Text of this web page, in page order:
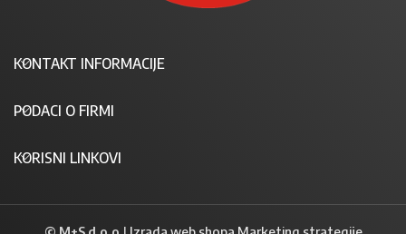
KONTAKT INFORMACIJE
PODACI O FIRMI
KORISNI LINKOVI